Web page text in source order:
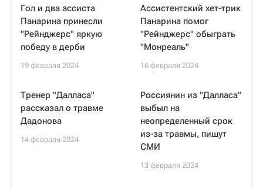
Гол и два ассиста
Панарина принесли
"Рейнджерс" яркую
победу в дерби
19 февраля 2024
Ассистентский хет-трик
Панарина помог
"Рейнджерс" обыграть
"Монреаль"
16 февраля 2024
Тренер "Далласа"
рассказал о травме
Дадонова
14 февраля 2024
Россиянин из "Далласа"
выбыл на
неопределенный срок
из-за травмы, пишут
СМИ
13 февраля 2024